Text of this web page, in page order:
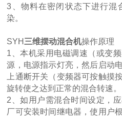
3、物料在密闭状态下进行混
染。
SYH 三维摆动混合机操作原理
1、本机采用电磁调速（或变
源，电源指示灯亮，然后启动
上通断开关（变频器可按触摸
旋转使之达到正常的混合转速。
2、如用户需混合时间设定，
厂可安装时间继电器，使用户